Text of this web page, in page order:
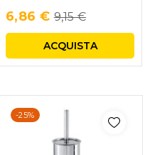
6,86 € Regular
price
9,15 €
ACQUISTA
-25%